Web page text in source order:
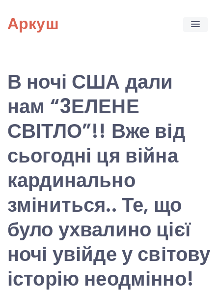
content
Аркуш
В ночі США дали
нам “3ЕЛЕНЕ
СВІТЛО”!! Вже від
сьогодні ця війна
кардинально
зміниться.. Те, що
було ухвалино цієї
ночі увійде у світову
історію неодмінно!